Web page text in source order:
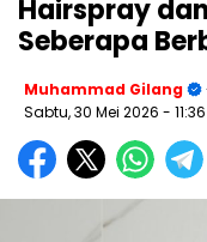
Hairspray
Seberapa
Muhammad Gilang
Sabtu, 30 Mei 2026 -